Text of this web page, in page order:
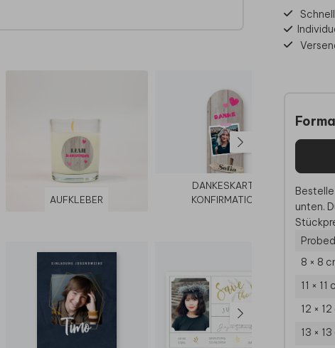
AUFKLEBER
DANKESKARTE
KONFIRMATION
unten.
8 × 8
11 × 11
12 ×
13 ×